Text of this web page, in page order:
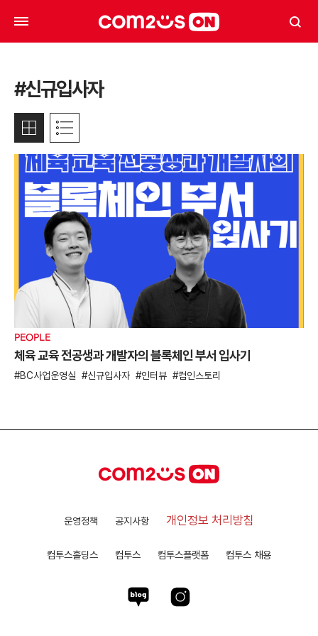
#신규입사자
PEOPLE
체육 교육 전공생과 개발자의 블록체인 부서 입사기
BC사업운영실 신규입사자 인터뷰 컴인스토리
운영정책 공지사항 개인정보 처리방침
컴투스홀딩스 컴투스 컴투스플랫폼 컴투스 채용